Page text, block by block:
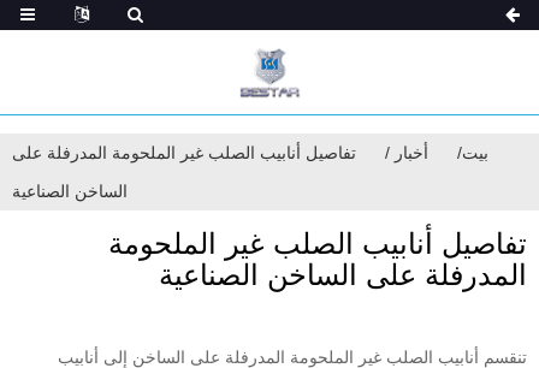
بيت أخبار
تفاصيل أنابيب الصلب غير الملحومة المدرفلة على
الساخن الصناعية
تفاصيل أنابيب الصلب غير الملحومة
المدرفلة على الساخن الصناعية
تنقسم أنابيب الصلب غير الملحومة المدرفلة على الساخن إلى أنابيب